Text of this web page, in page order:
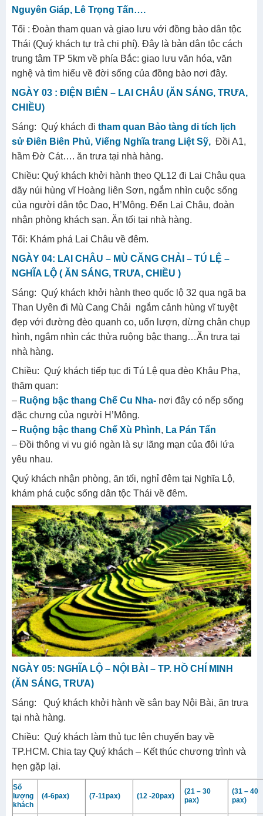
Nguyên Giáp, Lê Trọng Tấn….
Tối : Đoàn tham quan và giao lưu với đồng bào dân tộc
Thái (Quý khách tự trả chi phí). Đây là bản dân tộc cách
trung tâm TP 5km về phía Bắc: giao lưu văn hóa, văn
nghệ và tìm hiểu về đời sống của đồng bào nơi đây.
NGÀY 03 : ĐIỆN BIÊN – LAI CHÂU (ĂN SÁNG, TRƯA,
CHIỀU)
Sáng: Quý khách đi tham quan Bảo tàng di tích lịch
sử Điên Biên Phủ, Viếng Nghĩa trang Liệt Sỹ, Đồi A1,
hầm Đờ Cát…. ăn trưa tại nhà hàng.
Chiều: Quý khách khởi hành theo QL12 đi Lai Châu qua
dãy núi hùng vĩ Hoàng liên Sơn, ngắm nhìn cuộc sống
của người dân tộc Dao, H’Mông. Đến Lai Châu, đoàn
nhận phòng khách sạn. Ăn tối tại nhà hàng.
Tối: Khám phá Lai Châu về đêm.
NGÀY 04: LAI CHÂU – MÙ CĂNG CHẢI – TÚ LỆ –
NGHĨA LỘ ( ĂN SÁNG, TRƯA, CHIỀU )
Sáng: Quý khách khởi hành theo quốc lộ 32 qua ngã ba
Than Uyên đi Mù Cang Chải ngắm cảnh hùng vĩ tuyệt
đẹp với đường đèo quanh co, uốn lượn, dừng chân chụp
hình, ngắm nhìn các thửa ruộng bậc thang…Ăn trưa tại
nhà hàng.
Chiều: Quý khách tiếp tục đi Tú Lệ qua đèo Khâu Phạ,
thăm quan:
– Ruộng bậc thang Chế Cu Nha- nơi đây có nếp sống
đặc chưng của người H’Mông.
– Ruộng bậc thang Chế Xù Phình, La Pán Tẩn
– Đồi thông vi vu gió ngàn là sự lãng mạn của đôi lứa
yêu nhau.
Quý khách nhận phòng, ăn tối, nghỉ đêm tại Nghĩa Lộ,
khám phá cuộc sống dân tộc Thái về đêm.
NGÀY 05: NGHĨA LỘ – NỘI BÀI – TP. HỒ CHÍ MINH
(ĂN SÁNG, TRƯA)
Sáng: Quý khách khởi hành về sân bay Nội Bài, ăn trưa
tại nhà hàng.
Chiều: Quý khách làm thủ tục lên chuyến bay về
TP.HCM. Chia tay Quý khách – Kết thúc chương trình và
hẹn gặp lại.
Số
lượng
khách
(4-6pax) (7-11pax) (12 -20pax)
(21 – 30
pax)
(31 – 40
pax)